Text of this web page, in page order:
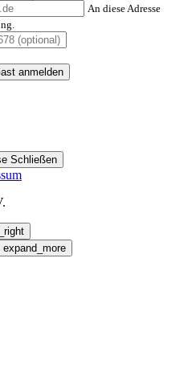
An diese Adresse
anmelden
Schließen
expand_more